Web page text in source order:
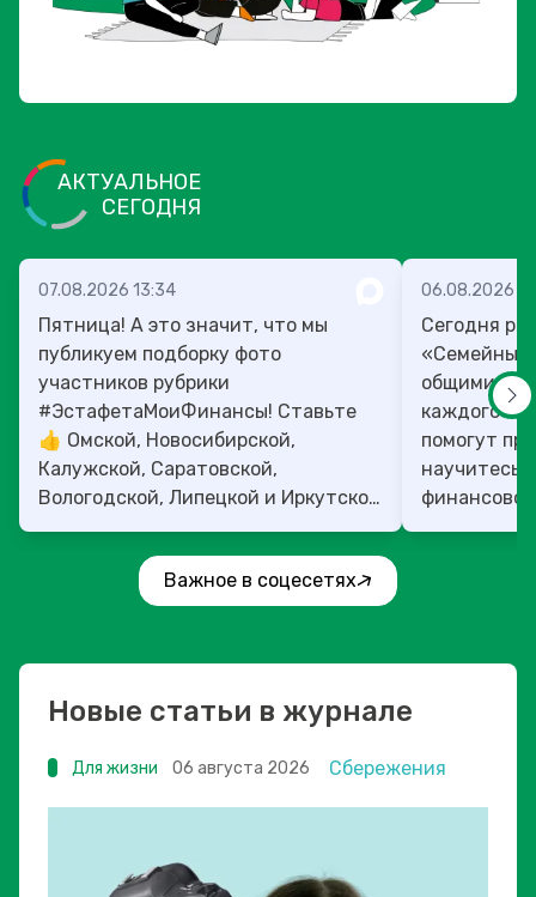
АКТУАЛЬНОЕ
СЕГОДНЯ
07.08.2026 13:34
Пятница! А это значит, что мы
публикуем подборку фото
участников рубрики
#ЭстафетаМоиФинансы! Ставьте
👍 Омской, Новосибирской,
Калужской, Саратовской,
Вологодской, Липецкой и Иркутской
областям!
06.08.2026
Сегодня
«Семейный
общими
каждого»!
помогут
научитесь:
Важное в соцесетях
Новые статьи в журнале
Для жизни 06 августа 2026 Сбережения